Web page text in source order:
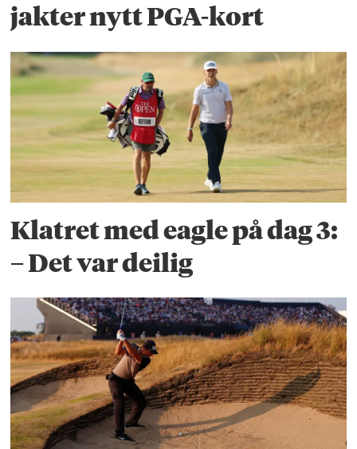
jakter nytt PGA-kort
Klatret med eagle på dag 3:
– Det var deilig